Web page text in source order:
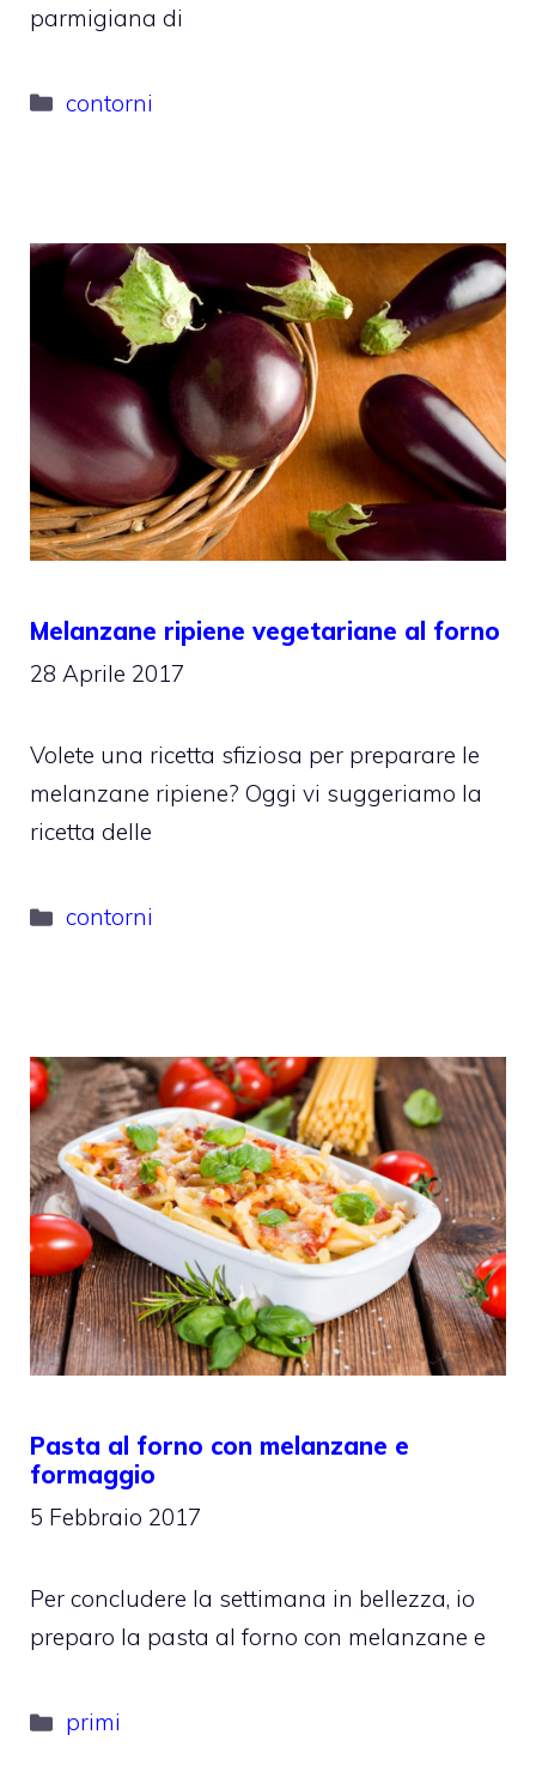
parmigiana di
Categorie
contorni
Melanzane ripiene vegetariane al forno
28 Aprile 2017
Volete una ricetta sfiziosa per preparare le
melanzane ripiene? Oggi vi suggeriamo la
ricetta delle
Categorie
contorni
Pasta al forno con melanzane e
formaggio
5 Febbraio 2017
Per concludere la settimana in bellezza, io
preparo la pasta al forno con melanzane e
Categorie
primi